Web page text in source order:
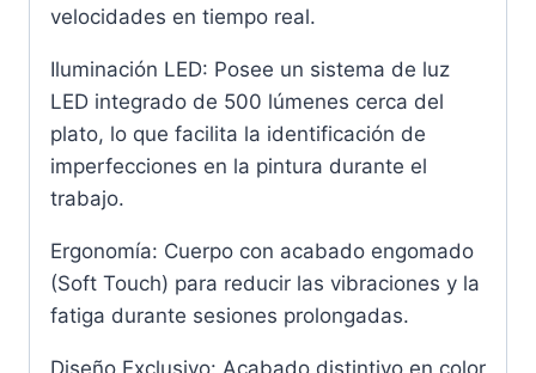
velocidades en tiempo real.
Iluminación LED: Posee un sistema de luz
LED integrado de 500 lúmenes cerca del
plato, lo que facilita la identificación de
imperfecciones en la pintura durante el
trabajo.
Ergonomía: Cuerpo con acabado engomado
(Soft Touch) para reducir las vibraciones y la
fatiga durante sesiones prolongadas.
Diseño Exclusivo: Acabado distintivo en color